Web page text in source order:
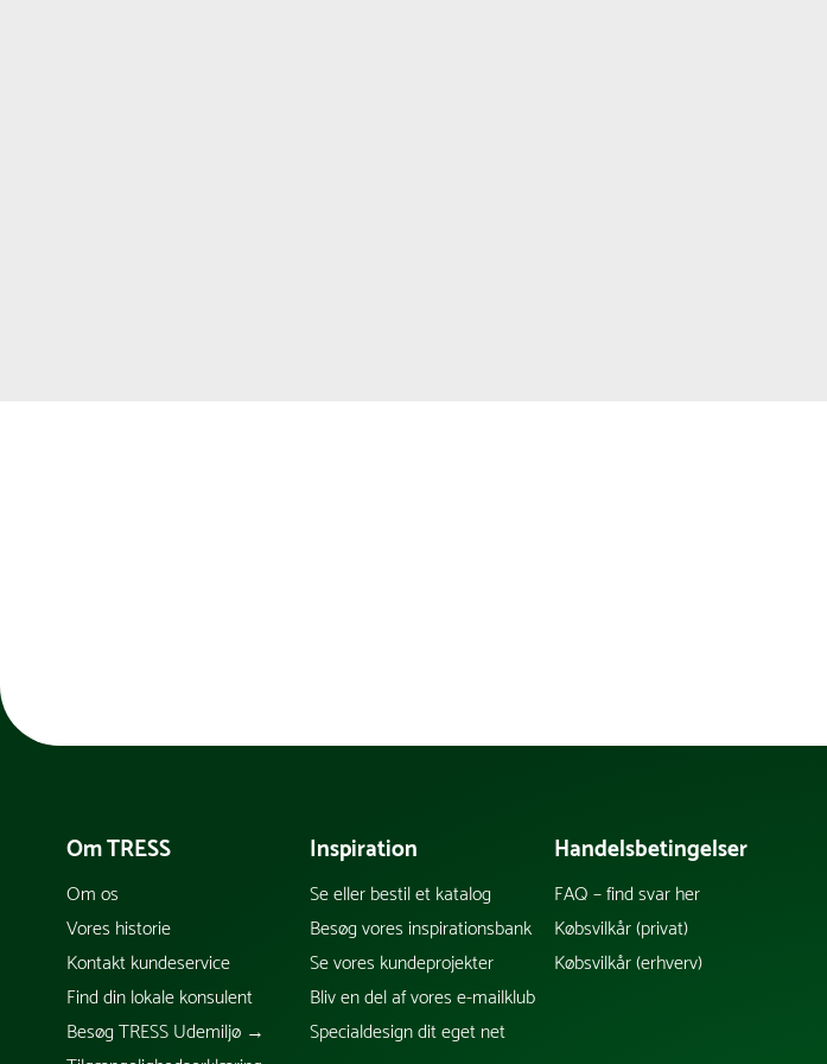
Om TRESS
Om os
Vores historie
Kontakt kundeservice
Find din lokale konsulent
Besøg TRESS Udemiljø →
Inspiration
Se eller bestil et katalog
Besøg vores inspirationsbank
Se vores kundeprojekter
Bliv en del af vores e-mailklub
Specialdesign dit eget net
Handelsbetingelser
FAQ – find svar her
Købsvilkår (privat)
Købsvilkår (erhverv)